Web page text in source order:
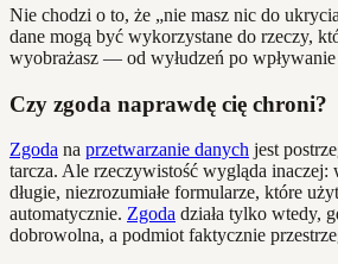
Nie chodzi o to, że „nie masz nic do
dane mogą być wykorzystane do rzeczy,
wyobrażasz — od wyłudzeń po
Czy zgoda naprawdę cię chroni?
Zgoda na przetwarzanie danych jest
tarcza. Ale rzeczywistość wygląda inaczej:
długie, niezrozumiałe formularze, które
automatycznie. Zgoda działa tylko wtedy,
dobrowolna, a podmiot faktycznie